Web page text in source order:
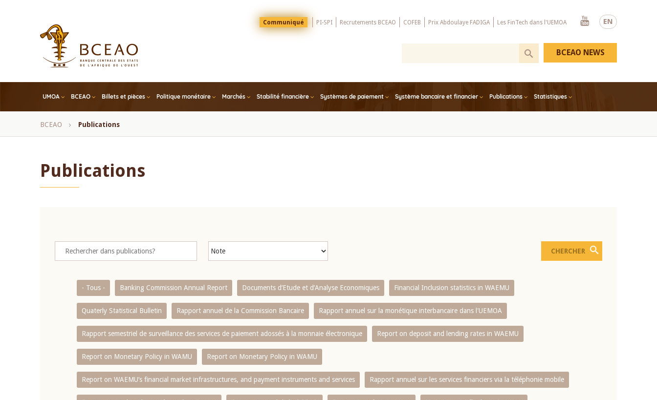
EN
Menu
Top
Communiqué PI-SPI Recrutements BCEAO COFEB Prix Abdoulaye FADIGA Les FinTech dans l'UEMOA
Youtube
UMOA BCEAO Billets et pièces Politique monétaire Marchés Stabilité financière Systèmes de paiement Système bancaire et financier Publications Statistiques
BCEAO NEWS
Fil
BCEAO Publications
Publications
- Tous - Banking Commission Annual Report Documents d’Etude et d’Analyse Economiques Financial Inclusion statistics in WAEMU
Quaterly Statistical Bulletin Rapport annuel de la Commission Bancaire Rapport annuel sur la monétique interbancaire dans l'UEMOA
Rapport semestriel de surveillance des services de paiement adossés à la monnaie électronique Report on deposit and lending rates in WAEMU
Report on Monetary Policy in WAMU Report on Monetary Policy in WAMU
Report on WAEMU’s financial market infrastructures, and payment instruments and services Rapport annuel sur les services financiers via la téléphonie mobile